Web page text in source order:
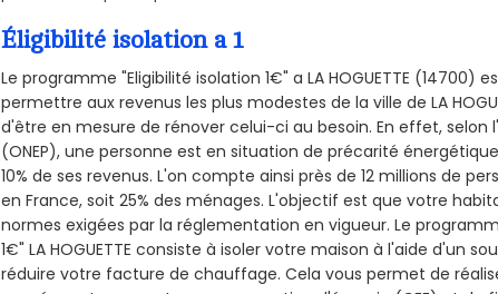
Éligibilité isolation a 1
Le programme "Eligibilité isolation 1€" a LA HOGUETTE
permettre aux revenus les plus modestes de la ville de LA
d'être en mesure de rénover celui-ci au besoin. En effet,
(ONEP), une personne est en situation de précarité
10% de ses revenus. L'on compte ainsi près de 12 millions de
en France, soit 25% des ménages.L'objectif est que votre
normes exigées par la réglementation en vigueur. Le
1€" LA HOGUETTE consiste à isoler votre maison à l'aide d'un
réduire votre facture de chauffage. Cela vous permet de